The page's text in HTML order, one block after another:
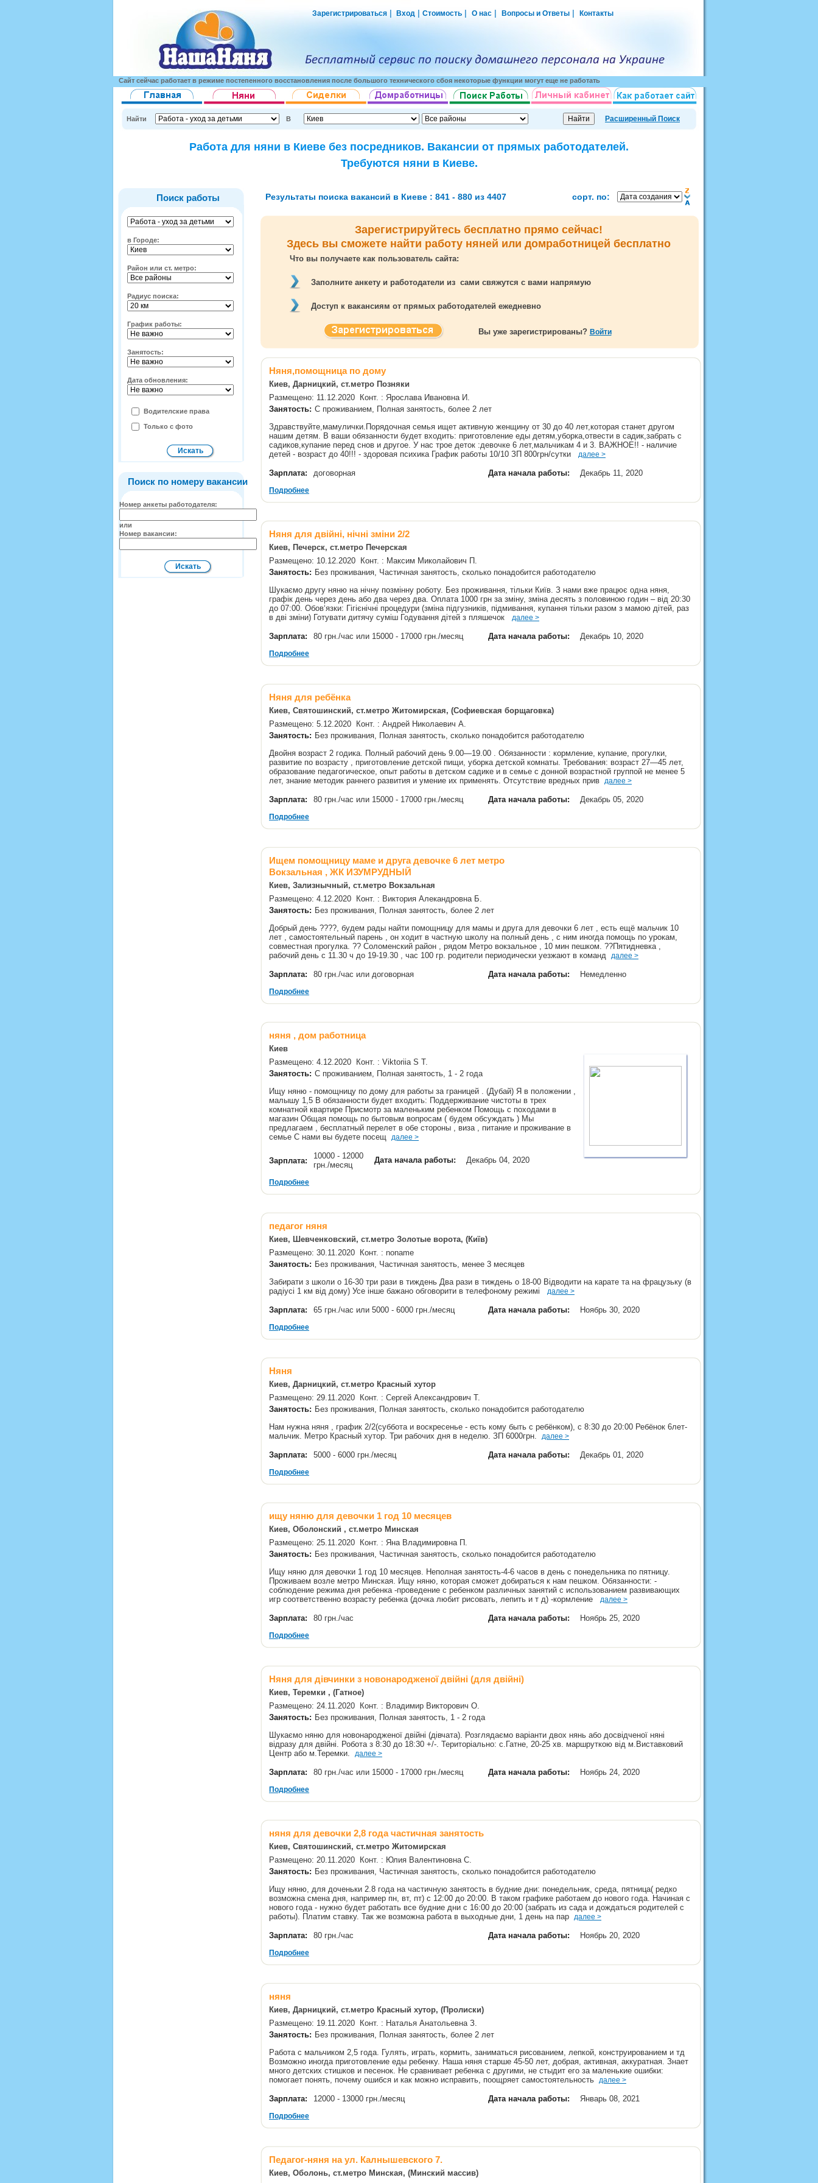
Зарегистрироваться Вход Стоимость О нас Вопросы и Ответы Контакты
Сайт сейчас работает в режиме постепенного восстановления после большого технического сбоя некоторые функции могут еще не работать
Найти В Расширенный Поиск
Работа для няни в Киеве без посредников. Вакансии от прямых работодателей.
Требуются няни в Киеве.
Поиск работы
в Городе:
Район или ст. метро:
Радиус поиска:
График работы:
Занятость:
Дата обновления:
Водителские права
Только с фото
Поиск по номеру вакансии
Номер анкеты работодателя:
или
Номер вакансии:
Результаты поиска вакансий в Киеве : 841 - 880 из 4407 сорт. по:
Зарегистрируйтесь бесплатно прямо сейчас!
Здесь вы сможете найти работу няней или домработницей бесплатно
Что вы получаете как пользователь сайта:
Заполните анкету и работодатели из сами свяжутся с вами напрямую
Доступ к вакансиям от прямых работодателей ежедневно
Вы уже зарегистрированы? Войти
Няня,помощница по дому
Киев, Дарницкий, ст.метро Позняки
Размещено: 11.12.2020 Конт. : Ярослава Ивановна И.
Занятость: С проживанием, Полная занятость, более 2 лет
Здравствуйте,мамулички.Порядочная семья ищет активную женщину от 30 до 40 лет,которая станет другом
нашим детям. В ваши обязанности будет входить: приготовление еды детям,уборка,отвести в садик,забрать с
садиков,купание перед снов и другое. У нас трое деток :девочке 6 лет,мальчикам 4 и 3. ВАЖНОЕ!! - наличие
детей - возраст до 40!!! - здоровая психика График работы 10/10 ЗП 800грн/сутки далее >
Зарплата: договорная Дата начала работы: Декабрь 11, 2020
Подробнее
Няня для двійні, нічні зміни 2/2
Киев, Печерск, ст.метро Печерская
Размещено: 10.12.2020 Конт. : Максим Миколайович П.
Занятость: Без проживания, Частичная занятость, сколько понадобится работодателю
Шукаємо другу няню на нічну позмінну роботу. Без проживання, тільки Київ. З нами вже працює одна няня,
графік день через день або два через два. Оплата 1000 грн за зміну, зміна десять з половиною годин – від 20:30
до 07:00. Обов‘язки: Гігієнічні процедури (зміна підгузників, підмивання, купання тільки разом з мамою дітей, раз
в дві зміни) Готувати дитячу суміш Годування дітей з пляшечок далее >
Зарплата: 80 грн./час или 15000 - 17000 грн./месяц Дата начала работы: Декабрь 10, 2020
Подробнее
Няня для ребёнка
Киев, Святошинский, ст.метро Житомирская, (Софиевская борщаговка)
Размещено: 5.12.2020 Конт. : Андрей Николаевич А.
Занятость: Без проживания, Полная занятость, сколько понадобится работодателю
Двойня возраст 2 годика. Полный рабочий день 9.00—19.00 . Обязанности : кормление, купание, прогулки,
развитие по возрасту , приготовление детской пищи, уборка детской комнаты. Требования: возраст 27—45 лет,
образование педагогическое, опыт работы в детском садике и в семье с донной возрастной группой не менее 5
лет, знание методик раннего развития и умение их применять. Отсутствие вредных прив далее >
Зарплата: 80 грн./час или 15000 - 17000 грн./месяц Дата начала работы: Декабрь 05, 2020
Подробнее
Ищем помощницу маме и друга девочке 6 лет метро
Вокзальная , ЖК ИЗУМРУДНЫЙ
Киев, Зализнычный, ст.метро Вокзальная
Размещено: 4.12.2020 Конт. : Виктория Алекандровна Б.
Занятость: Без проживания, Полная занятость, более 2 лет
Добрый день ????, будем рады найти помощницу для мамы и друга для девочки 6 лет , есть ещё мальчик 10
лет , самостоятельный парень , он ходит в частную школу на полный день , с ним иногда помощь по урокам,
совместная прогулка. ?? Соломенский район , рядом Метро вокзальное , 10 мин пешком. ??Пятидневка ,
рабочий день с 11.30 ч до 19-19.30 , час 100 гр. родители периодически уезжают в команд далее >
Зарплата: 80 грн./час или договорная Дата начала работы: Немедленно
Подробнее
няня , дом работница
Киев
Размещено: 4.12.2020 Конт. : Viktoriia S T.
Занятость: С проживанием, Полная занятость, 1 - 2 года
Ищу няню - помощницу по дому для работы за границей . (Дубай) Я в положении ,
малышу 1,5 В обязанности будет входить: Поддерживание чистоты в трех
комнатной квартире Присмотр за маленьким ребенком Помощь с походами в
магазин Общая помощь по бытовым вопросам ( будем обсуждать ) Мы
предлагаем , бесплатный перелет в обе стороны , виза , питание и проживание в
семье С нами вы будете посещ далее >
Зарплата:
10000 - 12000
грн./месяц
Дата начала работы: Декабрь 04, 2020
Подробнее
педагог няня
Киев, Шевченковский, ст.метро Золотые ворота, (Київ)
Размещено: 30.11.2020 Конт. : noname
Занятость: Без проживания, Частичная занятость, менее 3 месяцев
Забирати з школи о 16-30 три рази в тиждень Два рази в тиждень о 18-00 Відводити на карате та на фрацузьку (в
радіусі 1 км від дому) Усе інше бажано обговорити в телефоному режимі далее >
Зарплата: 65 грн./час или 5000 - 6000 грн./месяц Дата начала работы: Ноябрь 30, 2020
Подробнее
Няня
Киев, Дарницкий, ст.метро Красный хутор
Размещено: 29.11.2020 Конт. : Сергей Александрович Т.
Занятость: Без проживания, Полная занятость, сколько понадобится работодателю
Нам нужна няня , график 2/2(суббота и воскресенье - есть кому быть с ребёнком), с 8:30 до 20:00 Ребёнок 6лет-
мальчик. Метро Красный хутор. Три рабочих дня в неделю. ЗП 6000грн. далее >
Зарплата: 5000 - 6000 грн./месяц Дата начала работы: Декабрь 01, 2020
Подробнее
ищу няню для девочки 1 год 10 месяцев
Киев, Оболонский , ст.метро Минская
Размещено: 25.11.2020 Конт. : Яна Владимировна П.
Занятость: Без проживания, Частичная занятость, сколько понадобится работодателю
Ищу няню для девочки 1 год 10 месяцев. Неполная занятость-4-6 часов в день с понедельника по пятницу.
Проживаем возле метро Минская. Ищу няню, которая сможет добираться к нам пешком. Обязанности: -
соблюдение режима дня ребенка -проведение с ребенком различных занятий с использованием развивающих
игр соответственно возрасту ребенка (дочка любит рисовать, лепить и т д) -кормление далее >
Зарплата: 80 грн./час Дата начала работы: Ноябрь 25, 2020
Подробнее
Няня для дівчинки з новонародженої двійні (для двійні)
Киев, Теремки , (Гатное)
Размещено: 24.11.2020 Конт. : Владимир Викторович О.
Занятость: Без проживания, Полная занятость, 1 - 2 года
Шукаємо няню для новонародженої двійні (дівчата). Розглядаємо варіанти двох нянь або досвідченої няні
відразу для двійні. Робота з 8:30 до 18:30 +/-. Територіально: с.Гатне, 20-25 хв. маршруткою від м.Виставковий
Центр або м.Теремки. далее >
Зарплата: 80 грн./час или 15000 - 17000 грн./месяц Дата начала работы: Ноябрь 24, 2020
Подробнее
няня для девочки 2,8 года частичная занятость
Киев, Святошинский, ст.метро Житомирская
Размещено: 20.11.2020 Конт. : Юлия Валентиновна С.
Занятость: Без проживания, Частичная занятость, сколько понадобится работодателю
Ищу няню, для доченьки 2.8 года на частичную занятость в будние дни: понедельник, среда, пятница( редко
возможна смена дня, например пн, вт, пт) с 12:00 до 20:00. В таком графике работаем до нового года. Начиная с
нового года - нужно будет работать все будние дни с 16:00 до 20:00 (забрать из сада и дождаться родителей с
работы). Платим ставку. Так же возможна работа в выходные дни, 1 день на пар далее >
Зарплата: 80 грн./час Дата начала работы: Ноябрь 20, 2020
Подробнее
няня
Киев, Дарницкий, ст.метро Красный хутор, (Пролиски)
Размещено: 19.11.2020 Конт. : Наталья Анатольевна З.
Занятость: Без проживания, Полная занятость, более 2 лет
Работа с мальчиком 2,5 года. Гулять, играть, кормить, заниматься рисованием, лепкой, конструированием и тд
Возможно иногда приготовление еды ребенку. Наша няня старше 45-50 лет, добрая, активная, аккуратная. Знает
много детских стишков и песенок. Не сравнивает ребенка с другими, не стыдит его за маленькие ошибки:
помогает понять, почему ошибся и как можно исправить, поощряет самостоятельность далее >
Зарплата: 12000 - 13000 грн./месяц Дата начала работы: Январь 08, 2021
Подробнее
Педагог-няня на ул. Калнышевского 7.
Киев, Оболонь, ст.метро Минская, (Минский массив)